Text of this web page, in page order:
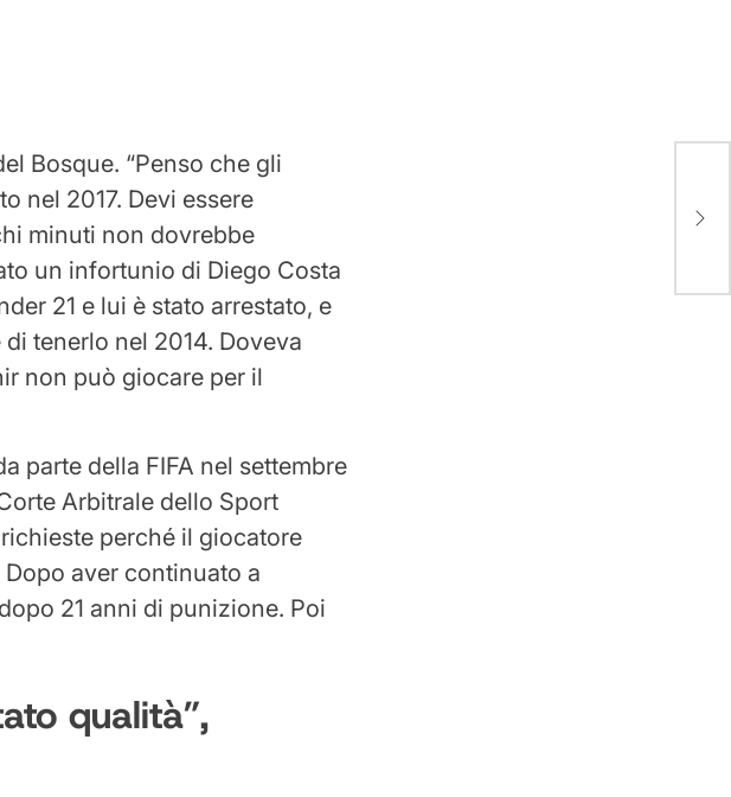
Bosque. “Penso che gli
nel 2017. Devi essere
minuti non dovrebbe
un infortunio di Diego Costa
21 e lui è stato arrestato, e
tenerlo nel 2014. Doveva
non può giocare per il
parte della FIFA nel settembre
Arbitrale dello Sport
perché il giocatore
aver continuato a
21 anni di punizione. Poi
qualità”,
di